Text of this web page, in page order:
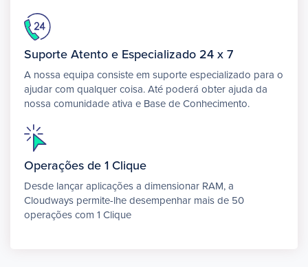
Suporte Atento e Especializado 24 x 7
A nossa equipa consiste em suporte especializado para o
ajudar com qualquer coisa. Até poderá obter ajuda da
nossa comunidade ativa e Base de Conhecimento.
Operações de 1 Clique
Desde lançar aplicações a dimensionar RAM, a
Cloudways permite-lhe desempenhar mais de 50
operações com 1 Clique